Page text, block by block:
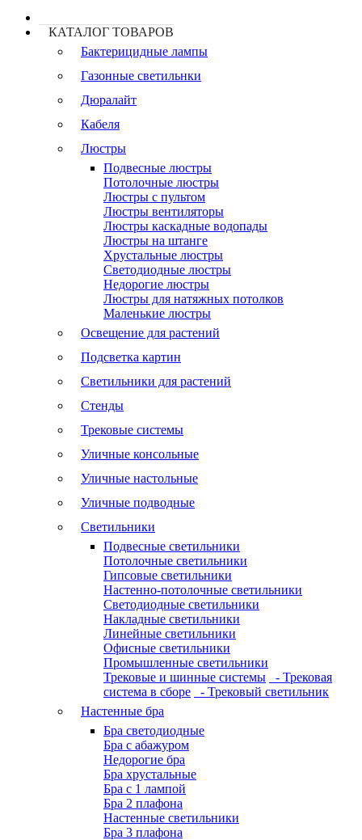
КАТАЛОГ ТОВАРОВ
Бактерицидные лампы
Газонные светильнки
Дюралайт
Кабеля
Люстры
Подвесные люстры
Потолочные люстры
Люстры с пультом
Люстры вентиляторы
Люстры каскадные водопады
Люстры на штанге
Хрустальные люстры
Светодиодные люстры
Недорогие люстры
Люстры для натяжных потолков
Маленькие люстры
Освещение для растений
Подсветка картин
Светильники для растений
Стенды
Трековые системы
Уличные консольные
Уличные настольные
Уличные подводные
Светильники
Подвесные светильники
Потолочные светильники
Гипсовые светильники
Настенно-потолочные светильники
Светодиодные светильники
Накладные светильники
Линейные светильники
Офисные светильники
Промышленные светильники
Трековые и шинные системы
- Трековая
система в сборе
- Трековый светильник
Настенные бра
Бра светодиодные
Бра с абажуром
Недорогие бра
Бра хрустальные
Бра с 1 лампой
Бра 2 плафона
Настенные светильники
Бра 3 плафона